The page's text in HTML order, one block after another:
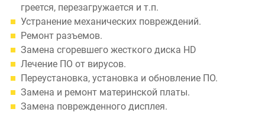
греется, перезагружается и т.п.
Устранение механических повреждений.
Ремонт разъемов.
Замена сгоревшего жесткого диска HD
Лечение ПО от вирусов.
Переустановка, установка и обновление ПО.
Замена и ремонт материнской платы.
Замена поврежденного дисплея.